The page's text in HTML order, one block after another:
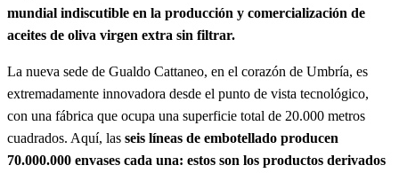
mundial indiscutible en la producción y comercialización de
aceites de oliva virgen extra sin filtrar.
La nueva sede de Gualdo Cattaneo, en el corazón de Umbría, es
extremadamente innovadora desde el punto de vista tecnológico,
con una fábrica que ocupa una superficie total de 20.000 metros
cuadrados. Aquí, las seis líneas de embotellado producen
70.000.000 envases cada una: estos son los productos derivados